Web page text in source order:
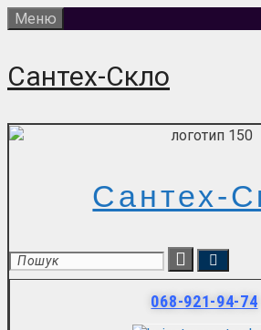
Перейти
до
Меню
Сантех-Скло
Сантех-
068-921-94-74